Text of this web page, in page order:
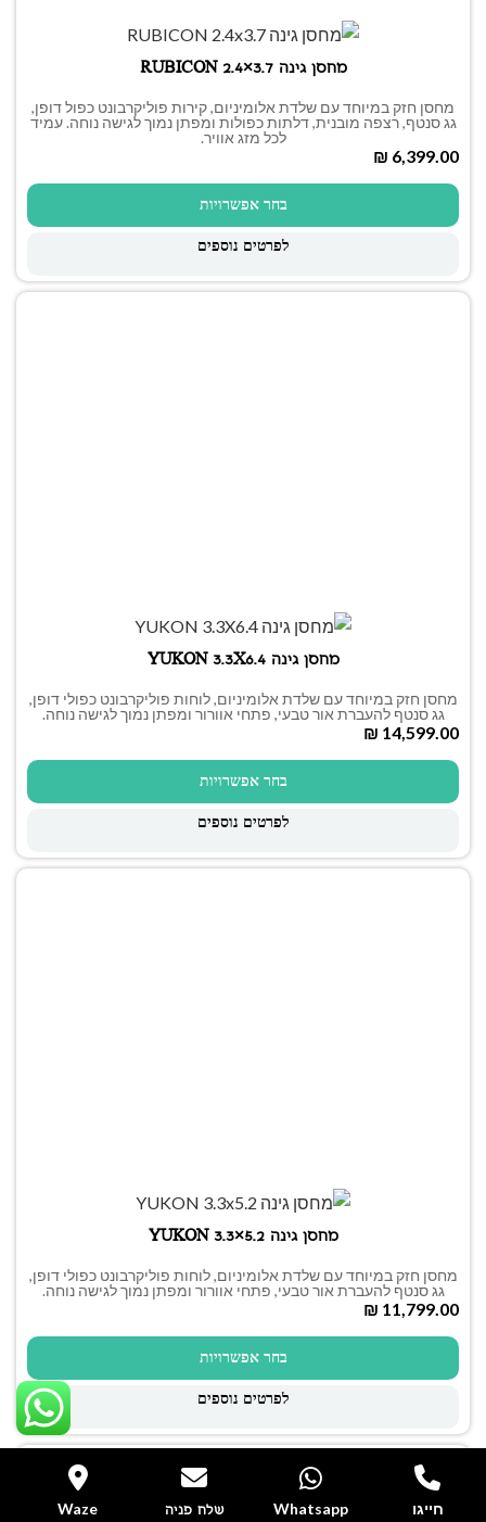
מחסן גינה RUBICON 2.4×3.7
מחסן חזק במיוחד עם שלדת אלומיניום, קירות פוליקרבונט כפול דופן,
גג סנטף, רצפה מובנית, דלתות כפולות ומפתן נמוך לגישה נוחה. עמיד
לכל מזג אוויר.
₪
בחר אפשרויות
לפרטים נוספים
מחסן גינה YUKON 3.3X6.4
מחסן חזק במיוחד עם שלדת אלומיניום, לוחות פוליקרבונט כפולי דופן,
גג סנטף להעברת אור טבעי, פתחי אוורור ומפתן נמוך לגישה נוחה.
₪
בחר אפשרויות
לפרטים נוספים
מחסן גינה YUKON 3.3×5.2
מחסן חזק במיוחד עם שלדת אלומיניום, לוחות פוליקרבונט כפולי דופן,
גג סנטף להעברת אור טבעי, פתחי אוורור ומפתן נמוך לגישה נוחה.
₪
בחר אפשרויות
לפרטים נוספים
חייגו Whatsapp שלח פניה Waze